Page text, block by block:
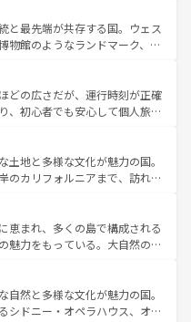
であるランス、プロヴァンスの
、多彩な楽しみ方が可能だ。さ
魅力が溢れており、どの街角に
ぞれで全く異なる文化を体験で
、新着のフランス情報はコンテンツ一覧
歩いても飽きることがない。ベ
エルン州のアルプスの絶景、そ
畑といった風景は必見。ビール
ほしい。 なお、新着の
覧を参照してほしい。
と最先端が共存する国。ウェス
物館のようなランドマーク、歴
る。また、優雅なアフタヌーン
まらない英国パブ、サッカー観
きる体験も豊富。イギリスを旅
どの広さだが、運行時刻が正確
、初心者でも安心して個人旅行
、スイスならではのユニークな
光だけでなく町歩きも満喫する
が高いため物価も高いが、旅行
こともできる。 なお、新
ツ一覧 を参照してほしい。
土地と多様な文化が魅力の国。
のカリフォルニアまで、訪れる
、ショッピング、エンターテイ
なスポットだ。一方、アメリカ
グランドキャニオンやイエロー
、音楽と美食が融合した独特の
リカの各地域で異なる魅力を楽
豊かな歴史を感じることができ
恵まれ、多くの島で構成される
魅力をもっている。大自然の神
、定番の観光地といえばオアフ
るならマウイ島やカウアイ島が
ーンに輝く海をはじめ、豊かな
自然と多様な文化が魅力の国。
シドニー・オペラハウス、オー